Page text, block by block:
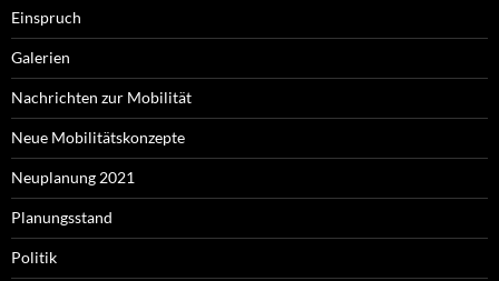
Einspruch
Galerien
Nachrichten zur Mobilität
Neue Mobilitätskonzepte
Neuplanung 2021
Planungsstand
Politik